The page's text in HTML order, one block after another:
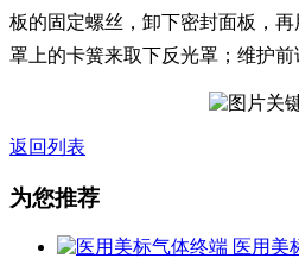
板的固定螺丝，卸下密封面板，
罩上的卡簧来取下反光罩；维护前
返回列表
为您推荐
医用美